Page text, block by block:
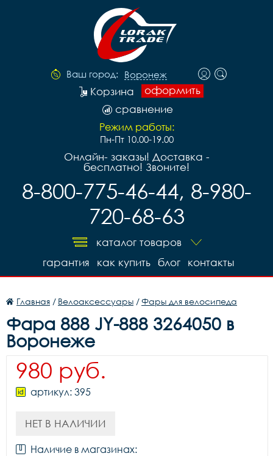
Ваш город: Воронеж
оформить
Корзина
сравнение
Режим работы:
Пн-Пт 10.00-19.00
Онлайн- заказы! Доставка -
бесплатно! Звоните!
8-800-775-46-44, 8-980-
720-68-63
каталог товаров
контакты
блог
как купить
гарантия
Главная / Велоаксессуары /Фары для велосипеда
Фара 888 JY-888 3264050 в
Воронеже
980 руб.
артикул: 395
НЕТ В НАЛИЧИИ
Наличие в магазинах: